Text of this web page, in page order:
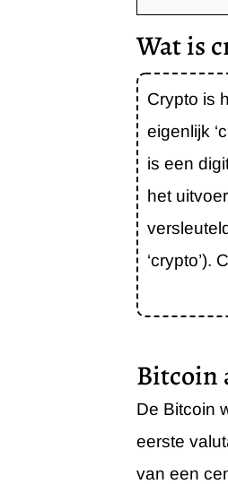
Wat is
Crypto is
eigenlijk
is een
het
‘crypto’).
Bitcoin
De Bitcoin
eerste
van een